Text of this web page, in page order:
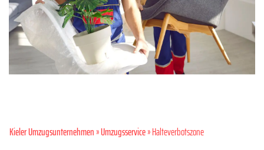
Kieler Umzugsunternehmen»Umzugsservice» Halteverbotszone